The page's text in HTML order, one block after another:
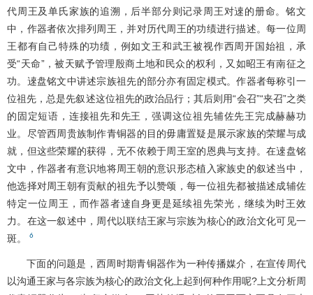
代周王及单氏家族的追溯，后半部分则记录周王对逨的册命。铭文
中，作器者依次排列周王，并对历代周王的功绩进行描述。每一位周
王都有自己特殊的功绩，例如文王和武王被视作西周开国始祖，承
受“天命”，被天赋予管理殷商土地和民众的权利，又如昭王有南征之
功。逨盘铭文中讲述宗族祖先的部分亦有固定模式。作器者每称引一
位祖先，总是先叙述这位祖先的政治品行；其后则用“会召”“夹召”之类
的固定短语，连接祖先和先王，强调这位祖先辅佐先王完成赫赫功
业。尽管西周贵族制作青铜器的目的毋庸置疑是展示家族的荣耀与成
就，但这些荣耀的获得，无不依赖于周王室的恩典与支持。在逨盘铭
文中，作器者有意识地将周王朝的意识形态植入家族史的叙述当中，
他选择对周王朝有贡献的祖先予以赞颂，每一位祖先都被描述成辅佐
特定一位周王，而作器者逨自身更是延续祖先荣光，继续为时王效
力。在这一叙述中，周代以联结王家与宗族为核心的政治文化可见一
斑。
6
下面的问题是，西周时期青铜器作为一种传播媒介，在宣传周代
以沟通王家与各宗族为核心的政治文化上起到何种作用呢?上文分析周